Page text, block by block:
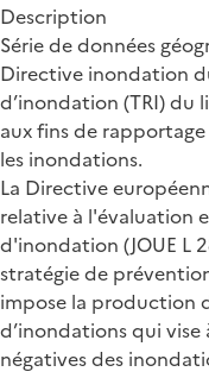
Description
Série de données
Directive inondation
d’inondation (TRI) du
aux fins de
les inondations.
La Directive
relative à l'évaluation
d'inondation (JOUE L
stratégie de
impose la production
d’inondations qui vise
négatives des